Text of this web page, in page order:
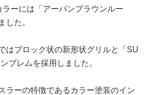
ラーには「アーバンブラウンルー
した。
はブロック状の新形状グリルと「SU
ブレムを採用しました。
ラーの特徴であるカラー塗装のイン